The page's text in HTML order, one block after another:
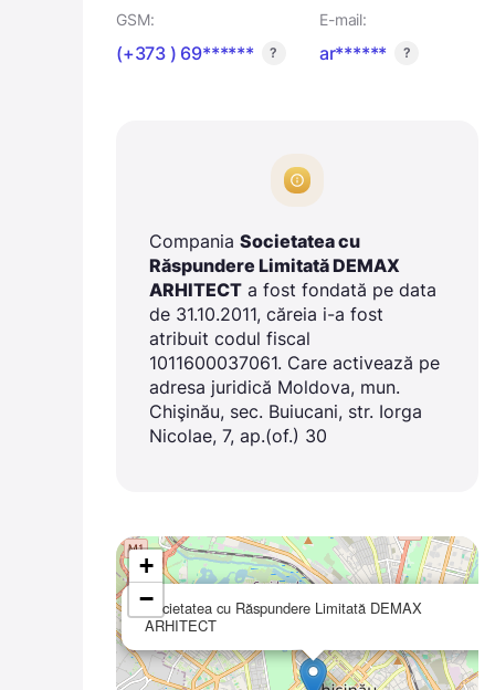
GSM:
(+373 ) 69****** ?
E-mail:
ar****** ?
Compania Societatea cu
Răspundere Limitată DEMAX
ARHITECT a fost fondată pe data
de 31.10.2011, căreia i-a fost
atribuit codul fiscal
1011600037061. Care activează pe
adresa juridică Moldova, mun.
Chişinău, sec. Buiucani, str. Iorga
Nicolae, 7, ap.(of.) 30
Societatea cu Răspundere Limitată DEMAX
ARHITECT
+
−